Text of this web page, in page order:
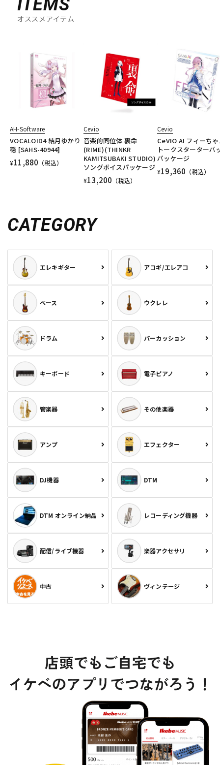
ITEMS
オススメアイテム
AH-Software
VOCALOID4 結月ゆかり
穏 [SAHS-40944]
¥11,880 （税込）
Cevio
音楽的同位体 裏命
(RIME)(THINKR
KAMITSUBAKI STUDIO)
ソングボイスパッケージ
¥13,200 （税込）
Cevio
CeVIO AI フィーち
トークスターターパ
パッケージ
¥19,360 （税込）
CATEGORY
エレキギター アコギ/エレアコ
ベース ウクレレ
ドラム パーカッション
キーボード 電子ピアノ
管楽器 その他楽器
アンプ エフェクター
DJ機器 DTM
DTM オンライン納品 レコーディング機器
配信/ライブ機器 楽器アクセサリ
中古 ヴィンテージ